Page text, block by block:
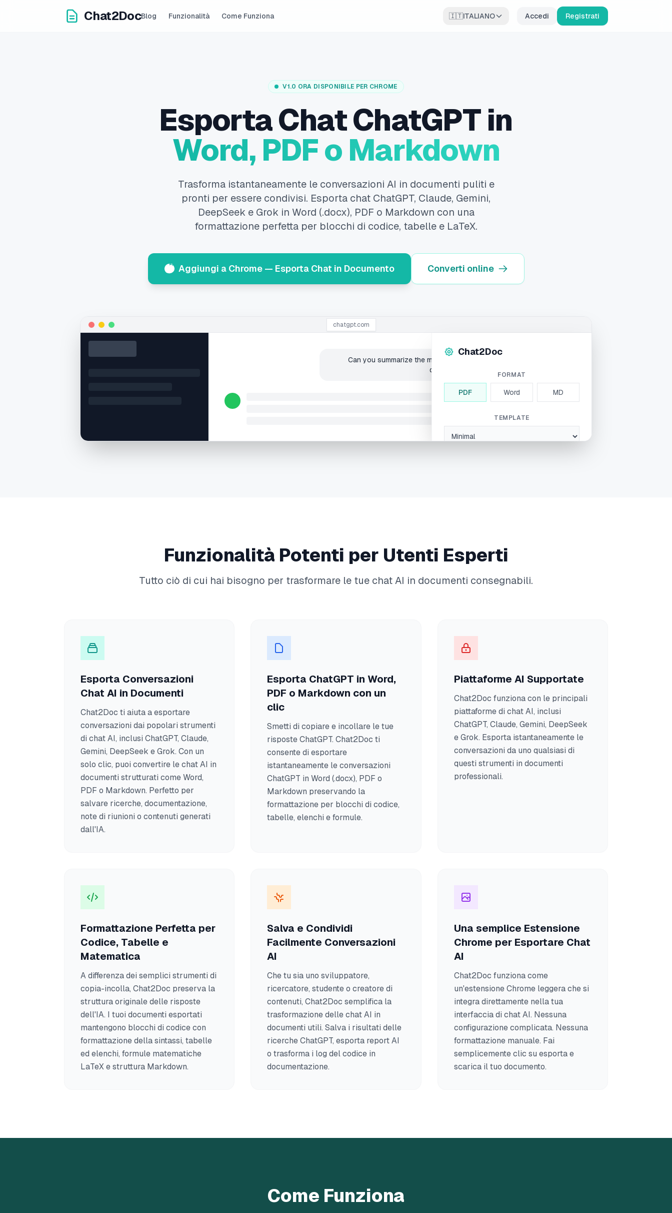
Chat2DocBlog Funzionalità Come Funziona 🇮🇹ITALIANO Accedi Registrati
V1.0 ORA DISPONIBILE PER CHROME
Esporta Chat ChatGPT in
Word, PDF o Markdown
Trasforma istantaneamente le conversazioni AI in documenti puliti e
pronti per essere condivisi. Esporta chat ChatGPT, Claude, Gemini,
DeepSeek e Grok in Word (.docx), PDF o Markdown con una
formattazione perfetta per blocchi di codice, tabelle e LaTeX.
Aggiungi a Chrome — Esporta Chat in Documento Converti online
chatgpt.com
Can you summarize the meeting notes into a nicely formatted
document?
Chat2Doc
FORMAT
PDF Word MD
TEMPLATE
Funzionalità Potenti per Utenti Esperti
Tutto ciò di cui hai bisogno per trasformare le tue chat AI in documenti consegnabili.
Esporta Conversazioni
Chat AI in Documenti
Chat2Doc ti aiuta a esportare
conversazioni dai popolari strumenti
di chat AI, inclusi ChatGPT, Claude,
Gemini, DeepSeek e Grok. Con un
solo clic, puoi convertire le chat AI in
documenti strutturati come Word,
PDF o Markdown. Perfetto per
salvare ricerche, documentazione,
note di riunioni o contenuti generati
dall'IA.
Esporta ChatGPT in Word,
PDF o Markdown con un
clic
Smetti di copiare e incollare le tue
risposte ChatGPT. Chat2Doc ti
consente di esportare
istantaneamente le conversazioni
ChatGPT in Word (.docx), PDF o
Markdown preservando la
formattazione per blocchi di codice,
tabelle, elenchi e formule.
Piattaforme AI Supportate
Chat2Doc funziona con le principali
piattaforme di chat AI, inclusi
ChatGPT, Claude, Gemini, DeepSeek
e Grok. Esporta istantaneamente le
conversazioni da uno qualsiasi di
questi strumenti in documenti
professionali.
Formattazione Perfetta per
Codice, Tabelle e
Matematica
A differenza dei semplici strumenti di
copia-incolla, Chat2Doc preserva la
struttura originale delle risposte
dell'IA. I tuoi documenti esportati
mantengono blocchi di codice con
formattazione della sintassi, tabelle
ed elenchi, formule matematiche
LaTeX e struttura Markdown.
Salva e Condividi
Facilmente Conversazioni
AI
Che tu sia uno sviluppatore,
ricercatore, studente o creatore di
contenuti, Chat2Doc semplifica la
trasformazione delle chat AI in
documenti utili. Salva i risultati delle
ricerche ChatGPT, esporta report AI
o trasforma i log del codice in
documentazione.
Una semplice Estensione
Chrome per Esportare Chat
AI
Chat2Doc funziona come
un'estensione Chrome leggera che si
integra direttamente nella tua
interfaccia di chat AI. Nessuna
configurazione complicata. Nessuna
formattazione manuale. Fai
semplicemente clic su esporta e
scarica il tuo documento.
Come Funziona